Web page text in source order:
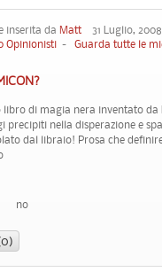
inserita da Matt 31 Luglio, 2008
Opinionisti - Guarda tutte le
libro di magia nera inventato da
precipiti nella disperazione e
dal libraio! Prosa che
no